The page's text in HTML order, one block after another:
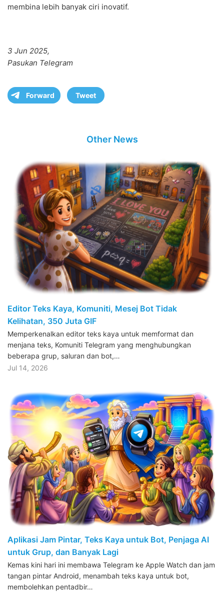
membina lebih banyak ciri inovatif.
3 Jun 2025,
Pasukan Telegram
Forward Tweet
Other News
Editor Teks Kaya, Komuniti, Mesej Bot Tidak
Kelihatan, 350 Juta GIF
Memperkenalkan editor teks kaya untuk memformat dan
menjana teks, Komuniti Telegram yang menghubungkan
beberapa grup, saluran dan bot,…
Jul 14, 2026
Aplikasi Jam Pintar, Teks Kaya untuk Bot, Penjaga AI
untuk Grup, dan Banyak Lagi
Kemas kini hari ini membawa Telegram ke Apple Watch dan jam
tangan pintar Android, menambah teks kaya untuk bot,
membolehkan pentadbir…